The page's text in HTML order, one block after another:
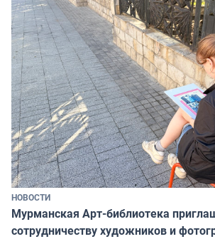
НОВОСТИ
Мурманская Арт-библиотека
сотрудничеству художников и